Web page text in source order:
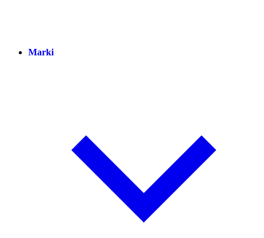
Marki